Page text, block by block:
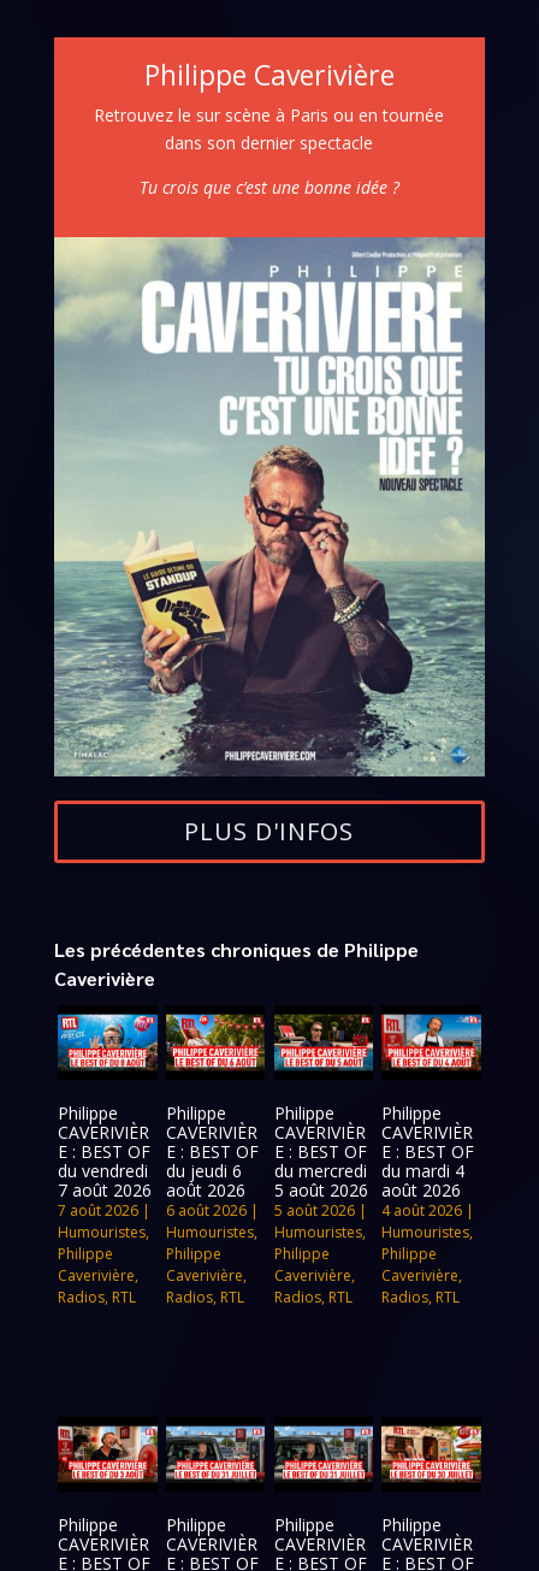
Philippe Caverivière
Retrouvez le sur scène à Paris ou en tournée
dans son dernier spectacle
Tu crois que c’est une bonne idée ?
PLUS D'INFOS
Les précédentes chroniques de Philippe
Caverivière
Philippe
CAVERIVIÈR
E : BEST OF
du vendredi
7 août 2026
7 août 2026 |
Humouristes,
Philippe
Caverivière,
Radios, RTL
Philippe
CAVERIVIÈR
E : BEST OF
du jeudi 6
août 2026
6 août 2026|
Humouristes,
Philippe
Caverivière,
Radios, RTL
Philippe
CAVERIVIÈR
E : BEST OF
du mercredi
5 août 2026
5 août 2026|
Humouristes,
Philippe
Caverivière,
Radios, RTL
Philippe
CAVERIVIÈR
E : BEST OF
du mardi 4
août 2026
4 août 2026 |
Humouristes,
Philippe
Caverivière,
Radios, RTL
Philippe
CAVERIVIÈR
E : BEST OF
Philippe
CAVERIVIÈR
E : BEST OF
Philippe
CAVERIVIÈR
E : BEST OF
Philippe
CAVERIVIÈR
E : BEST OF